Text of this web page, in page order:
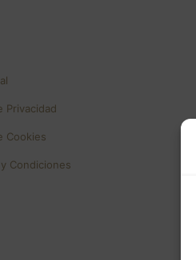
Privacidad
Cookies
Condiciones